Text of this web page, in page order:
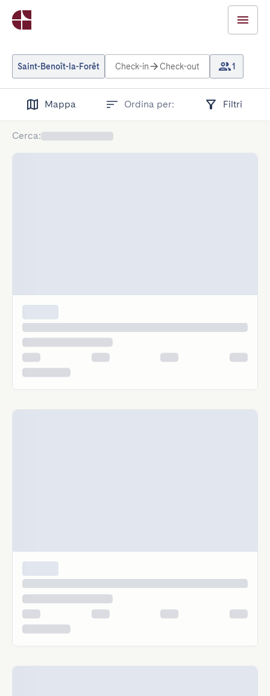
Saint-Benoît-la-Forêt Check-in Check-out 1
Mappa Ordina per: Filtri
Cerca: